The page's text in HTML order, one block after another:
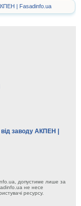
| Fasadinfo.ua
заводу АКПЕН |
допустиме лише за
не несе
ресурсу.